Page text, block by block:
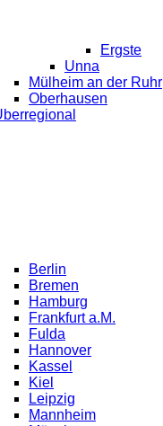
Ergste
Unna
Mülheim an der Ruhr
Oberhausen
Berlin
Bremen
Hamburg
Frankfurt a.M.
Fulda
Hannover
Kassel
Kiel
Leipzig
Mannheim